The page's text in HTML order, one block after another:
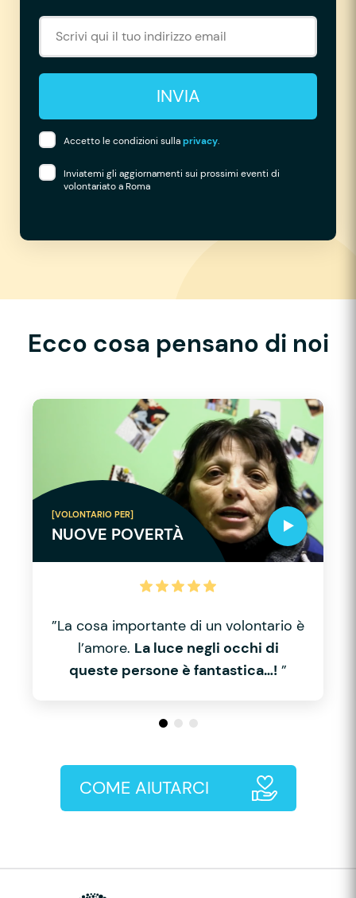
INVIA
Accetto le condizioni sullaprivacy.
Inviatemi gli aggiornamenti sui prossimi eventi di
volontariato a Roma
Ecco cosa pensano di noi
[VOLONTARIO PER]
NUOVE POVERTÀ
”La cosa importante di un volontario è
l’amore. La luce negli occhi di
queste persone è fantastica…! ”
COME AIUTARCI